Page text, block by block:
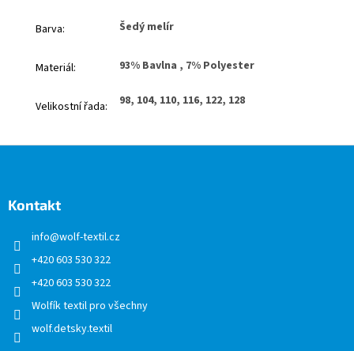
Barva: Šedý melír
Materiál: 93% Bavlna , 7% Polyester
Velikostní řada: 98, 104, 110, 116, 122, 128
Kontakt
info@wolf-textil.cz
+420 603 530 322
+420 603 530 322
Wolfík textil pro všechny
wolf.detsky.textil